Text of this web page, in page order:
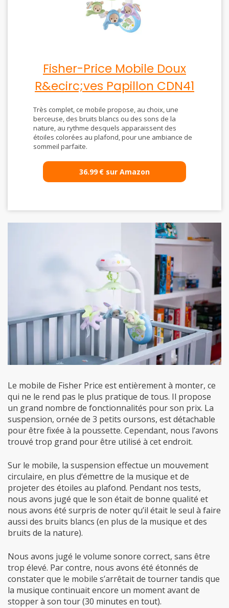
Fisher-Price Mobile Doux
R&ecirc;ves Papillon CDN41
Très complet, ce mobile propose, au choix, une
berceuse, des bruits blancs ou des sons de la
nature, au rythme desquels apparaissent des
étoiles colorées au plafond, pour une ambiance de
sommeil parfaite.
36.99€ sur Amazon
Le mobile de Fisher Price est entièrement à monter, ce
qui ne le rend pas le plus pratique de tous. Il propose
un grand nombre de fonctionnalités pour son prix. La
suspension, ornée de 3 petits oursons, est détachable
pour être fixée à la poussette. Cependant, nous l’avons
trouvé trop grand pour être utilisé à cet endroit.
Sur le mobile, la suspension effectue un mouvement
circulaire, en plus d’émettre de la musique et de
projeter des étoiles au plafond. Pendant nos tests,
nous avons jugé que le son était de bonne qualité et
nous avons été surpris de noter qu’il était le seul à faire
aussi des bruits blancs (en plus de la musique et des
bruits de la nature).
Nous avons jugé le volume sonore correct, sans être
trop élevé. Par contre, nous avons été étonnés de
constater que le mobile s’arrêtait de tourner tandis que
la musique continuait encore un moment avant de
stopper à son tour (30 minutes en tout).